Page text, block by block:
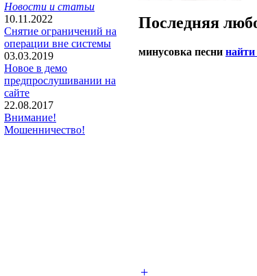
Новости и статьи
10.11.2022
Снятие ограничений на
операции вне системы
03.03.2019
Новое в демо
предпрослушивании на
сайте
22.08.2017
Внимание!
Мошенничество!
Последняя
минусовка песни
+